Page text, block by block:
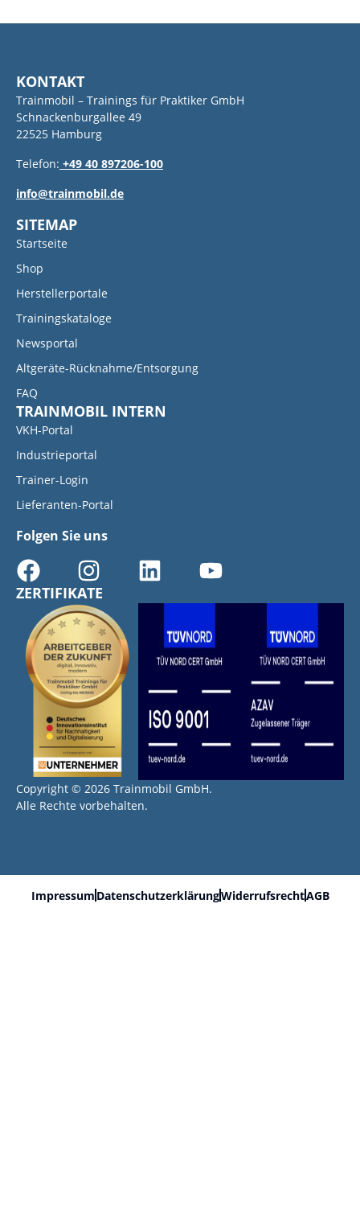
KONTAKT
Trainmobil – Trainings für Praktiker GmbH
Schnackenburgallee 49
22525 Hamburg
Telefon: +49 40 897206-100
info@trainmobil.de
SITEMAP
Startseite
Shop
Herstellerportale
Trainingskataloge
Newsportal
Altgeräte-Rücknahme/Entsorgung
FAQ
TRAINMOBIL INTERN
VKH-Portal
Industrieportal
Trainer-Login
Lieferanten-Portal
Folgen Sie uns
ZERTIFIKATE
Copyright © 2026 Trainmobil GmbH.
Alle Rechte vorbehalten.
Impressum DatenschutzerklärungWiderrufsrechtAGB